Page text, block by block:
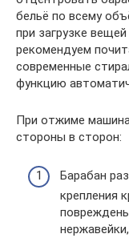
бельё по всему
при загрузке
рекомендуем
современные
функцию
При отжиме
стороны в сторон:
Барабан
крепления